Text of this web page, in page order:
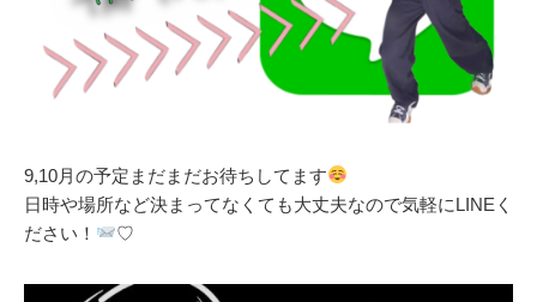
9,10月の予定まだまだお待ちしてます
日時や場所など決まってなくても大丈夫なので気軽にLINEく
ださい！
♡